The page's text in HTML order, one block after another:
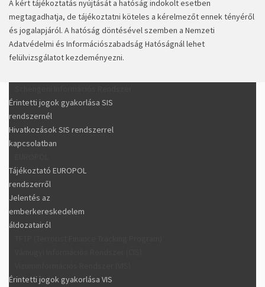
A kért tájékoztatás nyújtását a hatóság indokolt esetben
megtagadhatja, de tájékoztatni köteles a kérelmezőt ennek tényéről
és jogalapjáról. A hatóság döntésével szemben a Nemzeti
Adatvédelmi és Információszabadság Hatóságnál lehet
felülvizsgálatot kezdeményezni.
Érintetti jogok gyakorlása SIS
rendszernél
Hivatkozások SIS rendszerrel
kapcsolatban
Tájékoztató EUROPOL
rendszerről
Jelentés az
emberkereskedelem
áldozatairól
Érintetti jogok gyakorlása VIS